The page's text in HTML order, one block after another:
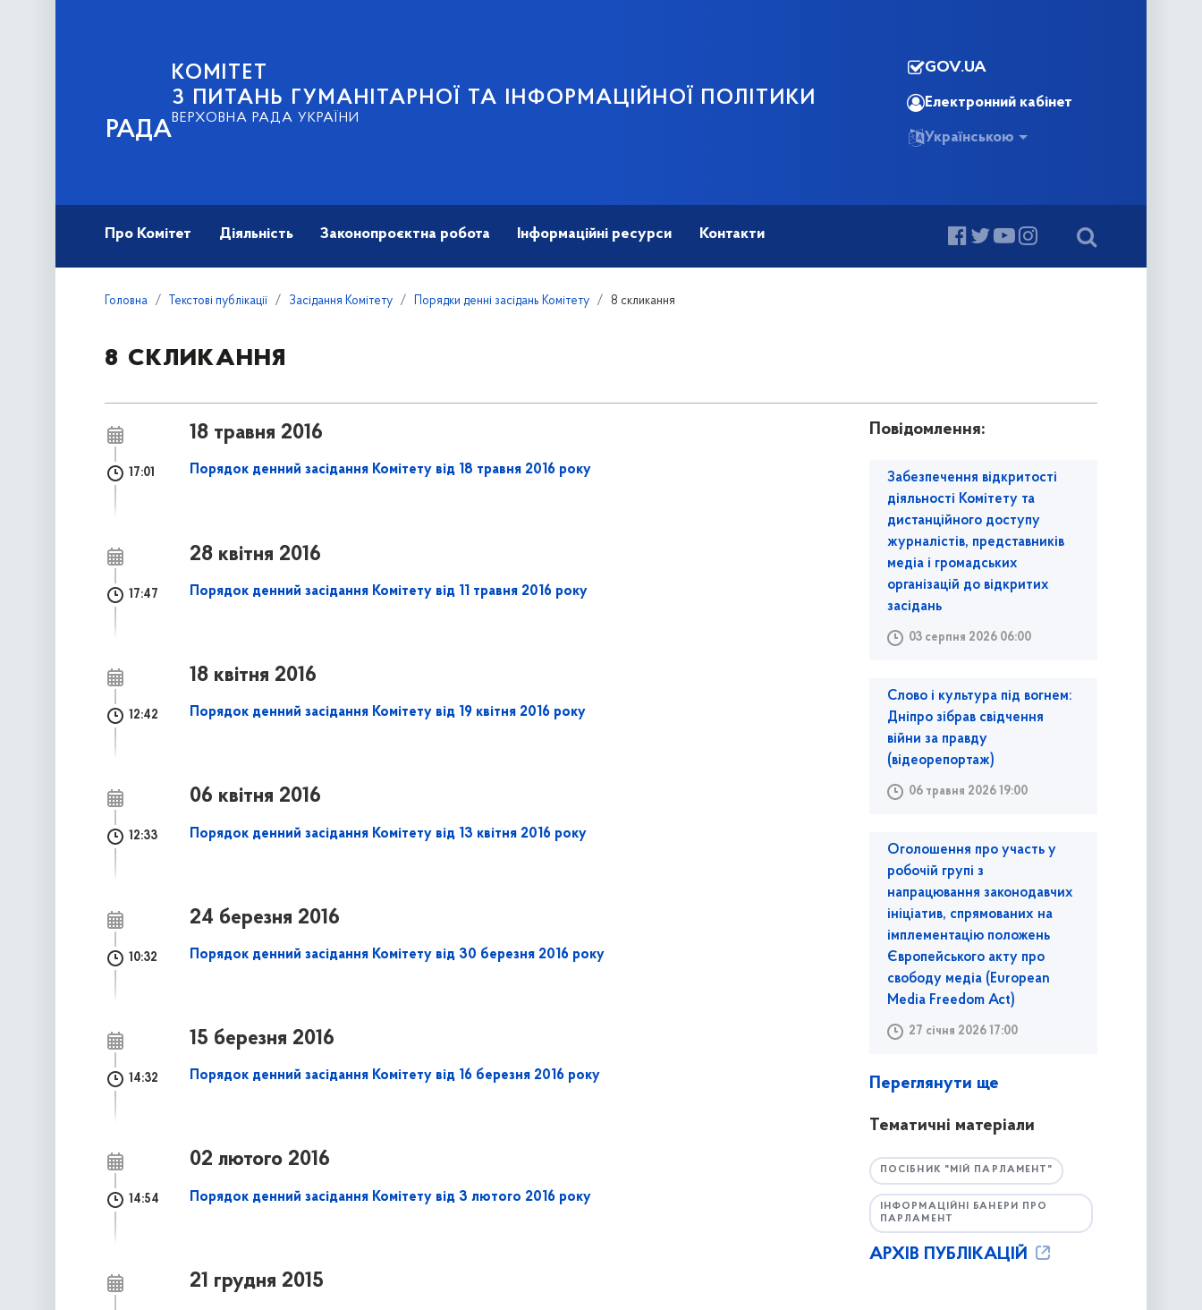
РАДА
КОМІТЕТ
З ПИТАНЬ ГУМАНІТАРНОЇ ТА ІНФОРМАЦІЙНОЇ ПОЛІТИКИ
ВЕРХОВНА РАДА УКРАЇНИ
GOV.UA
Електронний кабінет
Українською
Про Комітет Діяльність Законопроєктна робота Інформаційні ресурси Контакти
Головна Текстові публікації Засідання Комітету Порядки денні засідань Комітету 8 скликання
8 скликання
18 травня 2016
17:01 Порядок денний засідання Комітету від 18 травня 2016 року
28 квітня 2016
17:47 Порядок денний засідання Комітету від 11 травня 2016 року
18 квітня 2016
12:42 Порядок денний засідання Комітету від 19 квітня 2016 року
06 квітня 2016
12:33 Порядок денний засідання Комітету від 13 квітня 2016 року
24 березня 2016
10:32 Порядок денний засідання Комітету від 30 березня 2016 року
15 березня 2016
14:32 Порядок денний засідання Комітету від 16 березня 2016 року
02 лютого 2016
14:54 Порядок денний засідання Комітету від 3 лютого 2016 року
21 грудня 2015
Повідомлення:
Забезпечення відкритості
діяльності Комітету та
дистанційного доступу
журналістів, представників
медіа і громадських
організацій до відкритих
засідань
03 серпня 2026 06:00
Слово і культура під вогнем:
Дніпро зібрав свідчення
війни за правду
(відеорепортаж)
06 травня 2026 19:00
Оголошення про участь у
робочій групі з
напрацювання законодавчих
ініціатив, спрямованих на
імплементацію положень
Європейського акту про
свободу медіа (European
Media Freedom Act)
27 січня 2026 17:00
Переглянути ще
Тематичні матеріали
ПОСІБНИК "МІЙ ПАРЛАМЕНТ"
ІНФОРМАЦІЙНІ БАНЕРИ ПРО
ПАРЛАМЕНТ
АРХІВ ПУБЛІКАЦІЙ